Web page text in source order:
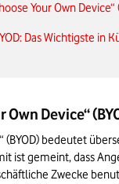
Your Own Device“
Das Wichtigste in
Own Device“
(BYOD) bedeutet
ist gemeint, dass
Zwecke